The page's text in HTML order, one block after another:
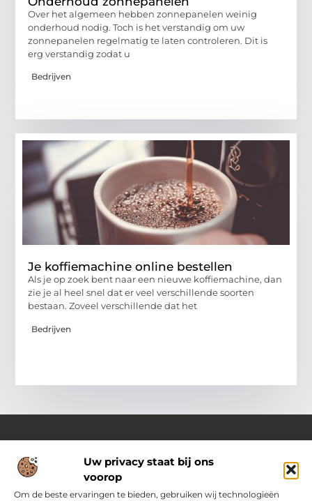
Uw privacy staat bij ons
voorop
Om de beste ervaringen te bieden, gebruiken wij technologieën
Over het algemeen hebben zonnepanelen weinig
onderhoud nodig. Toch is het verstandig om uw
zonnepanelen regelmatig te laten controleren. Dit is
erg verstandig zodat u
Bedrijven
Je koffiemachine online bestellen
Als je op zoek bent naar een nieuwe koffiemachine, dan
zie je al heel snel dat er veel verschillende soorten
bestaan. Zoveel verschillende dat het
Bedrijven
Over Pass4sure.nl
Jouw bron voor slimme inzichten en praktische tips
Verken een gevarieerd aanbod aan blogs en artikelen die je